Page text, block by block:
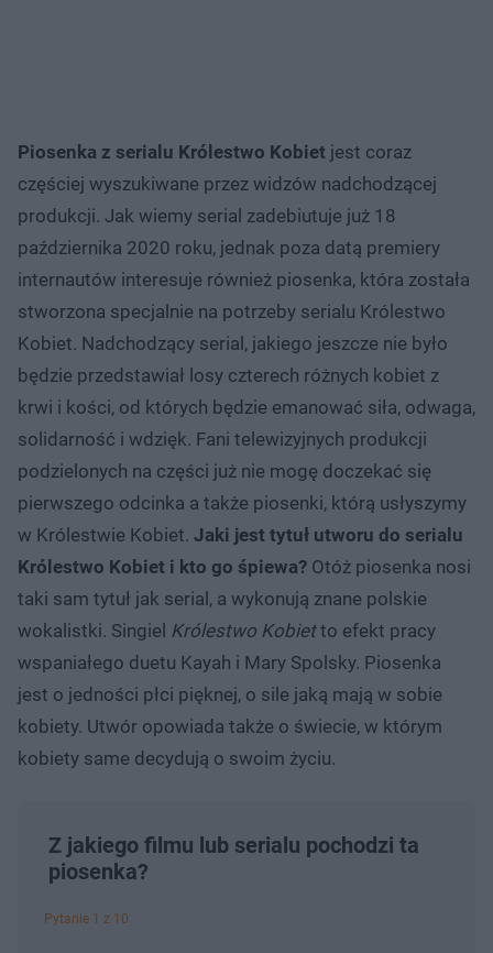
Piosenka z serialu Królestwo Kobiet jest coraz
częściej wyszukiwane przez widzów nadchodzącej
produkcji. Jak wiemy serial zadebiutuje już 18
października 2020 roku, jednak poza datą premiery
internautów interesuje również piosenka, która została
stworzona specjalnie na potrzeby serialu Królestwo
Kobiet. Nadchodzący serial, jakiego jeszcze nie było
będzie przedstawiał losy czterech różnych kobiet z
krwi i kości, od których będzie emanować siła, odwaga,
solidarność i wdzięk. Fani telewizyjnych produkcji
podzielonych na części już nie mogę doczekać się
pierwszego odcinka a także piosenki, którą usłyszymy
w Królestwie Kobiet. Jaki jest tytuł utworu do serialu
Królestwo Kobiet i kto go śpiewa? Otóż piosenka nosi
taki sam tytuł jak serial, a wykonują znane polskie
wokalistki. Singiel Królestwo Kobietto efekt pracy
wspaniałego duetu Kayah i Mary Spolsky. Piosenka
jest o jedności płci pięknej, o sile jaką mają w sobie
kobiety. Utwór opowiada także o świecie, w którym
kobiety same decydują o swoim życiu.
Z jakiego filmu lub serialu pochodzi ta
piosenka?
Pytanie 1 z 10